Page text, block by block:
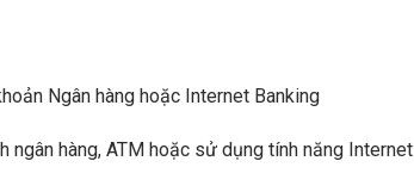
Ngân hàng hoặc Internet Banking
ngân hàng, ATM hoặc sử dụng tính năng Internet